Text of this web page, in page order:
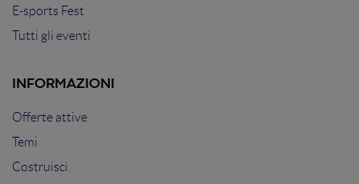
E-sports Fest
Tutti gli eventi
INFORMAZIONI
Offerte attive
Temi
Costruisci